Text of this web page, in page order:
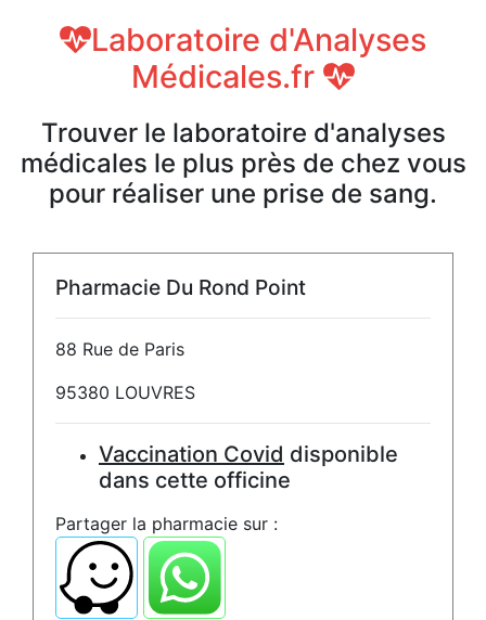
Laboratoire d'Analyses
Médicales.fr
Trouver le laboratoire d'analyses
médicales le plus près de chez vous
pour réaliser une prise de sang.
Pharmacie Du Rond Point
88 Rue de Paris
95380 LOUVRES
Vaccination Covid disponible
dans cette officine
Partager la pharmacie sur :